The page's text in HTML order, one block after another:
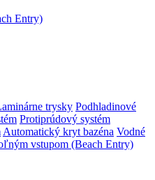
Entry)
trysky Podhladinové
Protiprúdový systém
Automatický kryt bazéna Vodné
vstupom (Beach Entry)